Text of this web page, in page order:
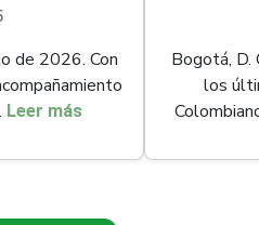
de 2026. Con
Leer más
Bogotá, D.
los